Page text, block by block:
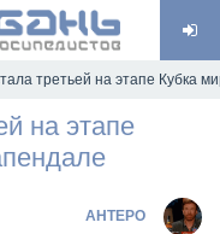
третьей на этапе Кубка
на этапе
AHTEPO